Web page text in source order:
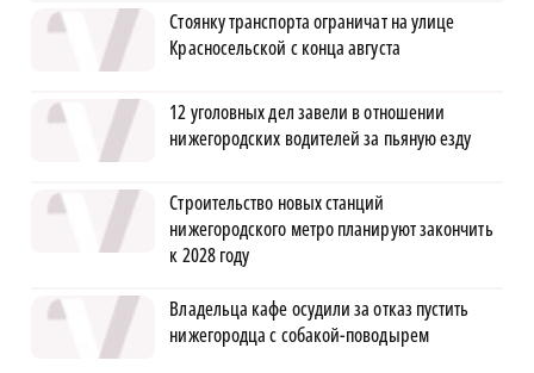
Стоянку транспорта ограничат на улице
Красносельской с конца августа
12 уголовных дел завели в отношении
нижегородских водителей за пьяную езду
Строительство новых станций
нижегородского метро планируют закончить
к 2028 году
Владельца кафе осудили за отказ пустить
нижегородца с собакой-поводырем